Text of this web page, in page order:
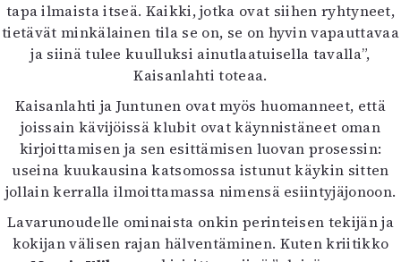
tapa ilmaista itseä. Kaikki, jotka ovat siihen ryhtyneet,
tietävät minkälainen tila se on, se on hyvin vapauttavaa
ja siinä tulee kuulluksi ainutlaatuisella tavalla”,
Kaisanlahti toteaa.
Kaisanlahti ja Juntunen ovat myös huomanneet, että
joissain kävijöissä klubit ovat käynnistäneet oman
kirjoittamisen ja sen esittämisen luovan prosessin:
useina kuukausina katsomossa istunut käykin sitten
jollain kerralla ilmoittamassa nimensä esiintyjäjonoon.
Lavarunoudelle ominaista onkin perinteisen tekijän ja
kokijan välisen rajan hälventäminen. Kuten kriitikko